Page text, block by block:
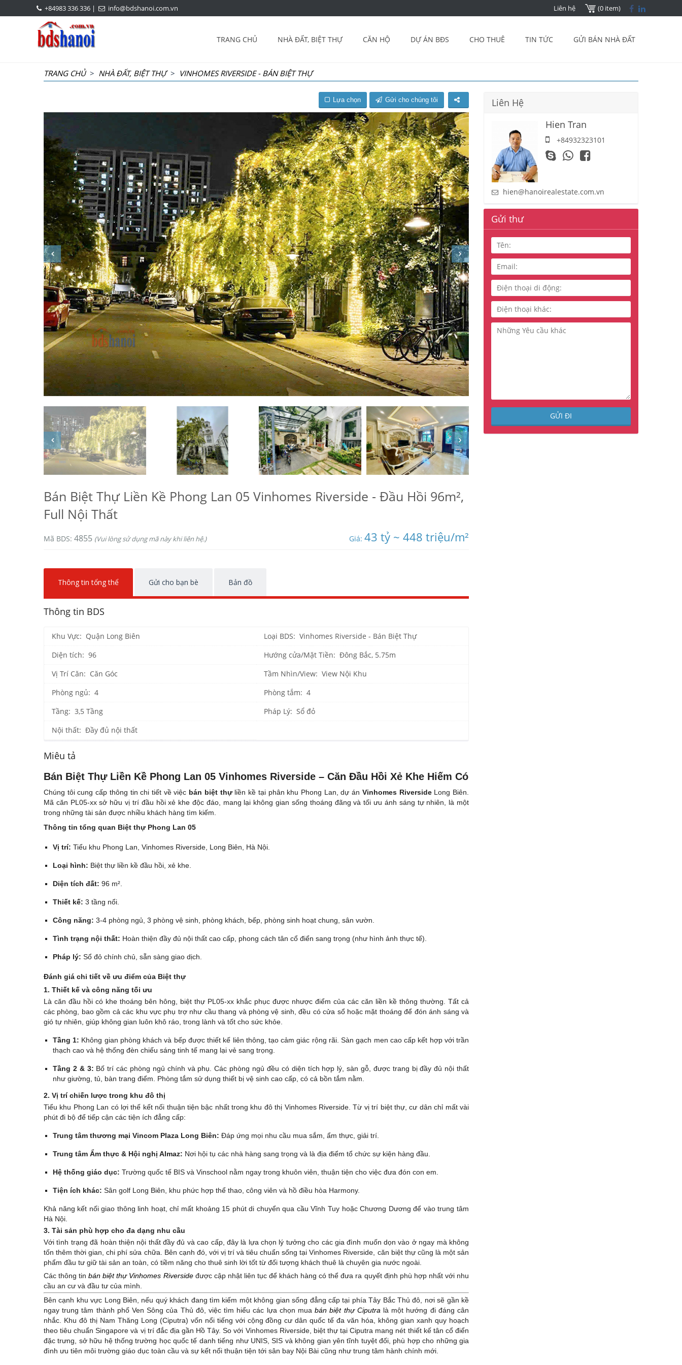
+84983 336 336 | info@bdshanoi.com.vn Liên hệ (0 item)
TRANG CHỦ NHÀ ĐẤT, BIỆT THỰ CĂN HỘ DỰ ÁN BĐS CHO THUÊ TIN TỨC GỬI BÁN NHÀ ĐẤT
TRANG CHỦ> NHÀ ĐẤT, BIỆT THỰ> VINHOMES RIVERSIDE - BÁN BIỆT THỰ
Lựa chọn Gửi cho chúng tôi
Bán Biệt Thự Liền Kề Phong Lan 05 Vinhomes Riverside - Đầu Hồi 96m²,
Full Nội Thất
Mã BDS: 4855 (Vui lòng sử dụng mã này khi liên hệ.) Giá: 43 tỷ ~ 448 triệu/m²
Thông tin tổng thể Gửi cho bạn bè Bản đồ
Thông tin BDS
Khu Vực: Quận Long Biên
Loại BDS: Vinhomes Riverside - Bán Biệt Thự
Diện tích: 96
Hướng cửa/Mặt Tiền: Đông Bắc, 5.75m
Vị Trí Căn: Căn Góc
Tầm Nhìn/View: View Nội Khu
Phòng ngủ: 4
Phòng tắm: 4
Tầng: 3,5 Tầng
Pháp Lý: Sổ đỏ
Nội thất: Đầy đủ nội thất
Miêu tả
Bán Biệt Thự Liền Kề Phong Lan 05 Vinhomes Riverside – Căn Đầu Hồi Xẻ Khe Hiếm Có
Chúng tôi cung cấp thông tin chi tiết về việc bán biệt thựliền kề tại phân khu Phong Lan, dự án Vinhomes RiversideLong Biên.
Mã căn PL05-xx sở hữu vị trí đầu hồi xẻ khe độc đáo, mang lại không gian sống thoáng đãng và tối ưu ánh sáng tự nhiên, là một
trong những tài sản được nhiều khách hàng tìm kiếm.
Thông tin tổng quan Biệt thự Phong Lan 05
Vị trí: Tiểu khu Phong Lan, Vinhomes Riverside, Long Biên, Hà Nội.
Loại hình: Biệt thự liền kề đầu hồi, xẻ khe.
Diện tích đất: 96 m².
Thiết kế: 3 tầng nổi.
Công năng: 3-4 phòng ngủ, 3 phòng vệ sinh, phòng khách, bếp, phòng sinh hoạt chung, sân vườn.
Tình trạng nội thất: Hoàn thiện đầy đủ nội thất cao cấp, phong cách tân cổ điển sang trọng (như hình ảnh thực tế).
Pháp lý: Sổ đỏ chính chủ, sẵn sàng giao dịch.
Đánh giá chi tiết về ưu điểm của Biệt thự
1. Thiết kế và công năng tối ưu
Là căn đầu hồi có khe thoáng bên hông, biệt thự PL05-xx khắc phục được nhược điểm của các căn liền kề thông thường. Tất cả
các phòng, bao gồm cả các khu vực phụ trợ như cầu thang và phòng vệ sinh, đều có cửa sổ hoặc mặt thoáng để đón ánh sáng và
gió tự nhiên, giúp không gian luôn khô ráo, trong lành và tốt cho sức khỏe.
Tầng 1: Không gian phòng khách và bếp được thiết kế liên thông, tạo cảm giác rộng rãi. Sàn gạch men cao cấp kết hợp với trần
thạch cao và hệ thống đèn chiếu sáng tinh tế mang lại vẻ sang trọng.
Tầng 2 & 3: Bố trí các phòng ngủ chính và phụ. Các phòng ngủ đều có diện tích hợp lý, sàn gỗ, được trang bị đầy đủ nội thất
như giường, tủ, bàn trang điểm. Phòng tắm sử dụng thiết bị vệ sinh cao cấp, có cả bồn tắm nằm.
2. Vị trí chiến lược trong khu đô thị
Tiểu khu Phong Lan có lợi thế kết nối thuận tiện bậc nhất trong khu đô thị Vinhomes Riverside. Từ vị trí biệt thự, cư dân chỉ mất vài
phút đi bộ để tiếp cận các tiện ích đẳng cấp:
Trung tâm thương mại Vincom Plaza Long Biên: Đáp ứng mọi nhu cầu mua sắm, ẩm thực, giải trí.
Trung tâm Ẩm thực & Hội nghị Almaz: Nơi hội tụ các nhà hàng sang trọng và là địa điểm tổ chức sự kiện hàng đầu.
Hệ thống giáo dục: Trường quốc tế BIS và Vinschool nằm ngay trong khuôn viên, thuận tiện cho việc đưa đón con em.
Tiện ích khác: Sân golf Long Biên, khu phức hợp thể thao, công viên và hồ điều hòa Harmony.
Khả năng kết nối giao thông linh hoạt, chỉ mất khoảng 15 phút di chuyển qua cầu Vĩnh Tuy hoặc Chương Dương để vào trung tâm
Hà Nội.
3. Tài sản phù hợp cho đa dạng nhu cầu
Với tình trạng đã hoàn thiện nội thất đầy đủ và cao cấp, đây là lựa chọn lý tưởng cho các gia đình muốn dọn vào ở ngay mà không
tốn thêm thời gian, chi phí sửa chữa. Bên cạnh đó, với vị trí và tiêu chuẩn sống tại Vinhomes Riverside, căn biệt thự cũng là một sản
phẩm đầu tư giữ tài sản an toàn, có tiềm năng cho thuê sinh lời tốt từ đối tượng khách thuê là chuyên gia nước ngoài.
Các thông tinbán biệt thự Vinhomes Riversideđược cập nhật liên tục để khách hàng có thể đưa ra quyết định phù hợp nhất với nhu
cầu an cư và đầu tư của mình.
Bên cạnh khu vực Long Biên, nếu quý khách đang tìm kiếm một không gian sống đẳng cấp tại phía Tây Bắc Thủ đô, nơi sẽ gần kề
ngay trung tâm thành phố Ven Sông của Thủ đô, việc tìm hiểu các lựa chọn muabán biệt thự Ciputra là một hướng đi đáng cân
nhắc. Khu đô thị Nam Thăng Long (Ciputra) vốn nổi tiếng với cộng đồng cư dân quốc tế đa văn hóa, không gian xanh quy hoạch
theo tiêu chuẩn Singapore và vị trí đắc địa gần Hồ Tây. So với Vinhomes Riverside, biệt thự tại Ciputra mang nét thiết kế tân cổ điển
đặc trưng, sở hữu hệ thống trường học quốc tế danh tiếng như UNIS, SIS và không gian yên tĩnh tuyệt đối, phù hợp cho những gia
đình ưu tiên môi trường giáo dục toàn cầu và sự kết nối thuận tiện tới sân bay Nội Bài cũng như trung tâm hành chính mới.
Liên Hệ
Hien Tran
+84932323101
hien@hanoirealestate.com.vn
Gửi thư